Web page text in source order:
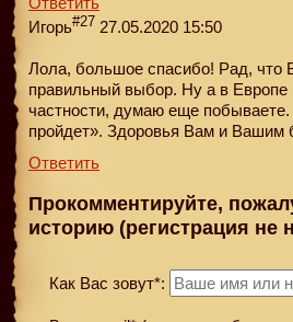
Игорь#27 27.05.2020 15:50
Лола, большое спасибо! Рад, что
правильный выбор. Ну а в
частности, думаю еще побываете.
пройдет». Здоровья Вам и Вашим
Ответить
Прокомментируйте,
историю (регистрация не
Как Вас зовут*: